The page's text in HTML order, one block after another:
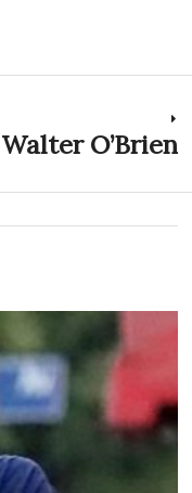
Walter O’Brien